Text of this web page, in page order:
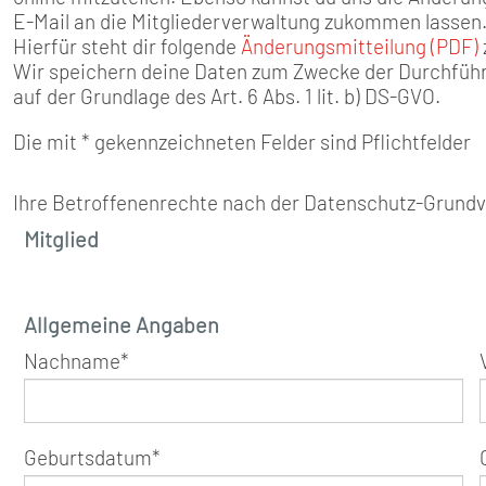
TARIF
SERVICE
MITGLIEDSCHAFT
PRESSE
E-Mail an die Mitgliederverwaltung zukommen lassen.
Hierfür steht dir folgende Änderungsmitteilung (PDF)
Wir speichern deine Daten zum Zwecke der
auf der Grundlage des Art. 6 Abs. 1 lit. b) DS-GVO.
Die mit * gekennzeichneten Felder sind Pflichtfelder
Ihre Betroffenenrechte nach der Datenschutz-
Mitglied
Allgemeine Angaben
Nachname*
Geburtsdatum*